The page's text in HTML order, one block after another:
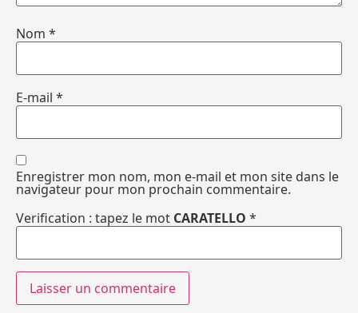
Nom *
E-mail *
Enregistrer mon nom, mon e-mail et mon site dans le
navigateur pour mon prochain commentaire.
Verification : tapez le mot CARATELLO *